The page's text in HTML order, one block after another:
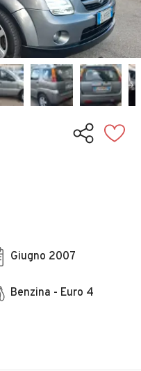
Giugno 2007
Benzina - Euro 4